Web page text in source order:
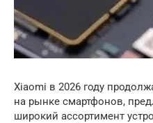
Xiaomi в 2026 году
на рынке смартфонов,
широкий ассортимент